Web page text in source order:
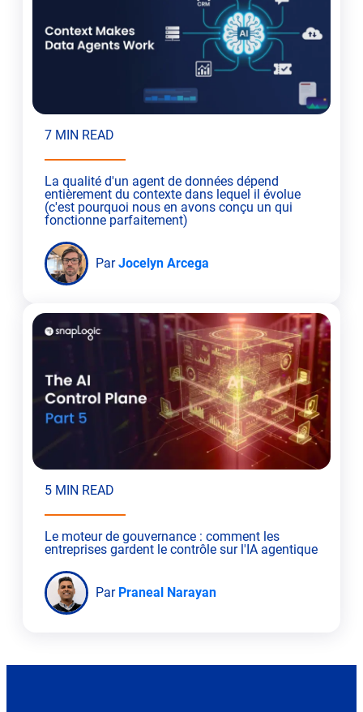
7 MIN READ
La qualité d'un agent de données dépend
entièrement du contexte dans lequel il évolue
(c'est pourquoi nous en avons conçu un qui
fonctionne parfaitement)
ParJocelyn Arcega
5 MIN READ
Le moteur de gouvernance : comment les
entreprises gardent le contrôle sur l'IA agentique
Par Praneal Narayan